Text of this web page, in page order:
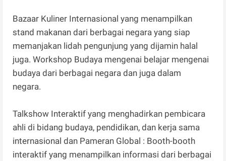
Bazaar Kuliner Internasional yang menampilkan
stand makanan dari berbagai negara yang siap
memanjakan lidah pengunjung yang dijamin halal
juga. Workshop Budaya mengenai belajar mengenai
budaya dari berbagai negara dan juga dalam
negara.
Talkshow Interaktif yang menghadirkan pembicara
ahli di bidang budaya, pendidikan, dan kerja sama
internasional dan Pameran Global : Booth-booth
interaktif yang menampilkan informasi dari berbagai